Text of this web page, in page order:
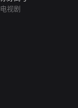
电视剧